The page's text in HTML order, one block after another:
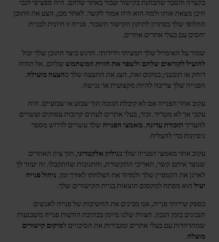
בקצרה והסבר שהבחנת בקישור שבור באתר שלהם. היה ספציפי לגבי
היכן מצאת אותו ולמה הוא היה אמור לקשר. לאחר מכן, הצע את התוכן
החלופי שלך כפתרון לתיקון הקישור השבור. פנייה זו חיונית לבניית
יחסים עם בעלי אתרים אחרים.
שמור על האימייל שלך תמציתי וידידותי. הדגש כיצד התוכן שלך יכול
להועיל לקוראים שלהם ולשפר את חווית המשתמש שלהם. אל תהיה
דוחק או תובעני; במקום זאת, הצג את ההצעה שלך כהצעה מועילה.
הפנייה שלך צריכה להיות מקצועית אך נגישה.
עקוב אחר הפנייה אם לא קיבלת תגובה תוך שבוע או שבועיים. היה
עקבי אך לא מטריד. זכור, בעלי אתרים לעתים קרובות עסוקים ועשויים
להעריךתזכורת עדינה. מאמצי הפנייה שלך עשויים לדרוש מספר
ניסיונות כדי להצליח.
עקוב אחר מאמצי הפנייה שלך בגיליון אלקטרוני, תוך ציון האתרים
שנוצר איתם קשר, תאריכי התקשורת, והתגובות שהתקבלו. זה יעזור לך
לארגן את הקמפיין שלך ולמדוד את הצלחתו לאורך זמן. ניהול פנייה
יעילהוא מפתח למקסום תוצאות בניית הקישורים שלך.
כספק שירותי פנייה, אנו מבינים את החשיבות של פנייה לאנשים
הנכונים בזמן הנכון. הצוות שלנו מיומן בכתיבת הודעות פנייה משכנעות
שמהדהדות עם בעלי אתרים ומגבירות את הסיכויים למיקום קישורים
מוצלח.